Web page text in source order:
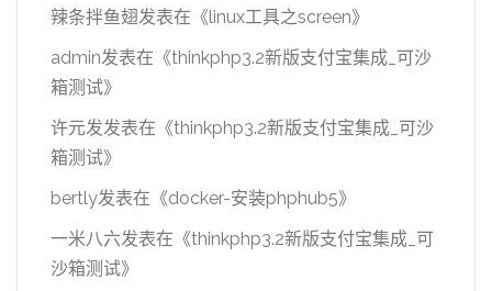
辣条拌鱼翅发表在《linux工具之screen》
admin发表在《thinkphp3.2新版支付宝集成_可沙
箱测试》
许元发发表在《thinkphp3.2新版支付宝集成_可沙
箱测试》
bertly发表在《docker-安装phphub5》
一米八六发表在《thinkphp3.2新版支付宝集成_可
沙箱测试》